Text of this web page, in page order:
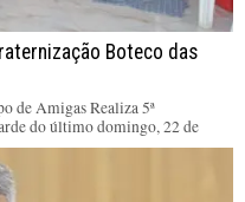
Boteco das
de Amigas Realiza 5ª
do último domingo, 22 de